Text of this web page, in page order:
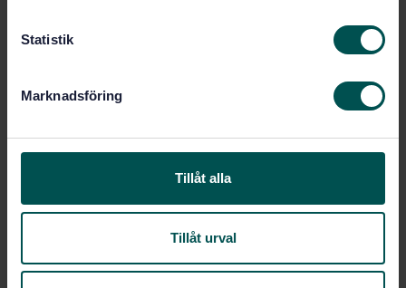
Statistik
Marknadsföring
Tillåt alla
Tillåt urval
3:1992)
Utgåva:1
Antal sidor:16
SS-EN ISO 8130-3:2021
Inom samma område